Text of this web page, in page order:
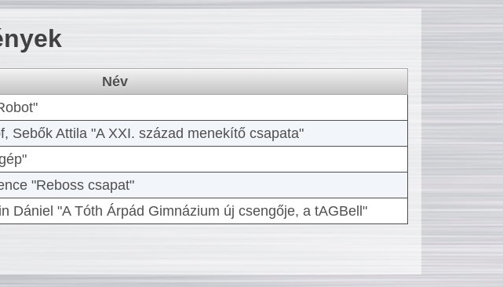
Név
Sebők Attila "A XXI. század menekítő csapata"
"Reboss csapat"
Dániel "A Tóth Árpád Gimnázium új csengője, a tAGBell"